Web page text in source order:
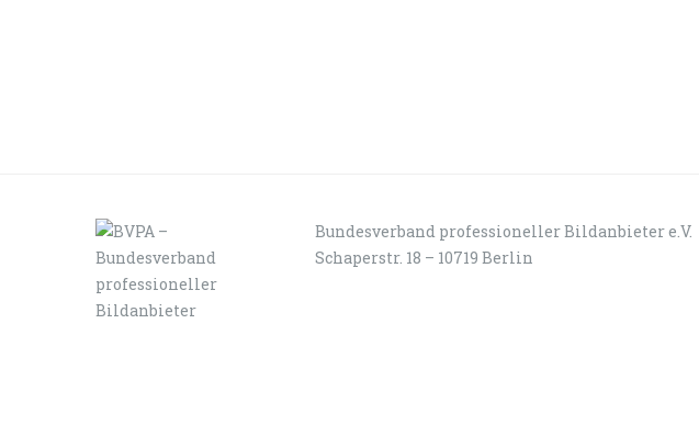
Bundesverband professioneller Bildanbieter e.V.
Schaperstr. 18 – 10719 Berlin